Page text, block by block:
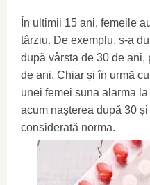
În ultimii 15 ani, femeile
târziu. De exemplu, s-a
după vârsta de 30 de ani,
de ani. Chiar și în urmă
unei femei suna alarma
acum nașterea după 30
considerată norma.